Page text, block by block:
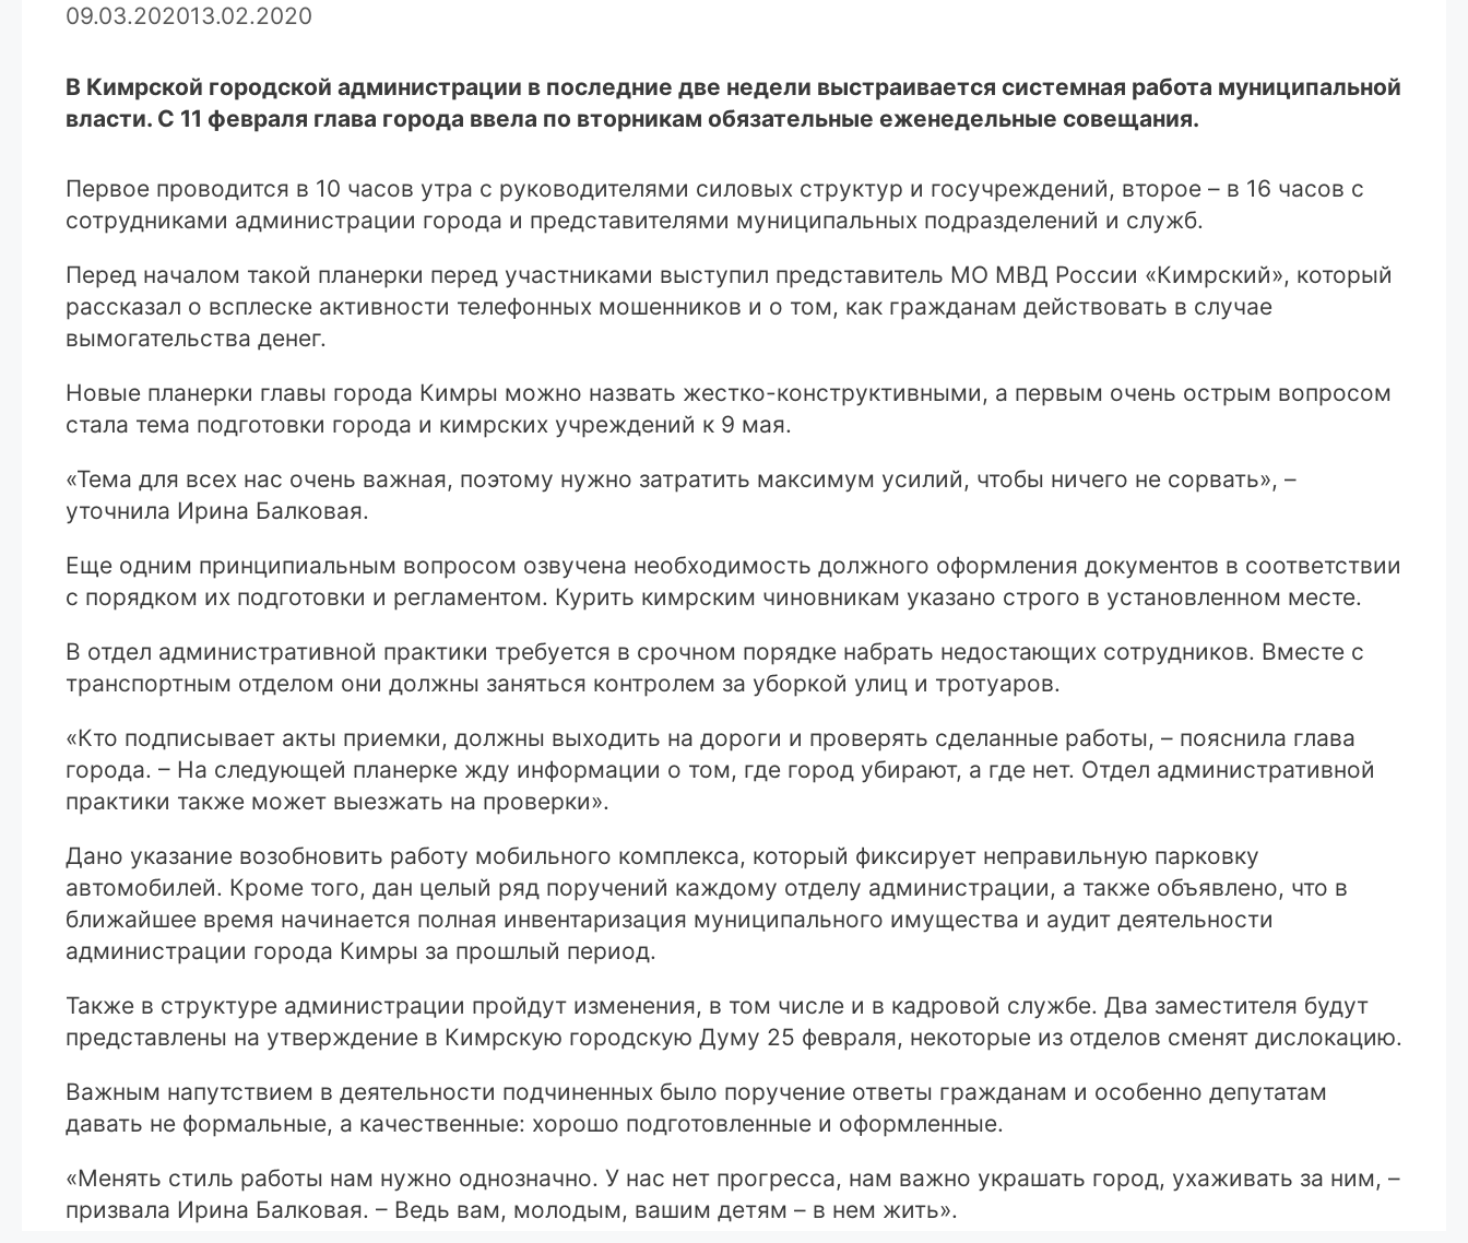
09.03.202013.02.2020
В Кимрской городской администрации в последние две недели выстраивается системная работа муниципальной
власти. С 11 февраля глава города ввела по вторникам обязательные еженедельные совещания.
Первое проводится в 10 часов утра с руководителями силовых структур и госучреждений, второе – в 16 часов с
сотрудниками администрации города и представителями муниципальных подразделений и служб.
Перед началом такой планерки перед участниками выступил представитель МО МВД России «Кимрский», который
рассказал о всплеске активности телефонных мошенников и о том, как гражданам действовать в случае
вымогательства денег.
Новые планерки главы города Кимры можно назвать жестко-конструктивными, а первым очень острым вопросом
стала тема подготовки города и кимрских учреждений к 9 мая.
«Тема для всех нас очень важная, поэтому нужно затратить максимум усилий, чтобы ничего не сорвать», –
уточнила Ирина Балковая.
Еще одним принципиальным вопросом озвучена необходимость должного оформления документов в соответствии
с порядком их подготовки и регламентом. Курить кимрским чиновникам указано строго в установленном месте.
В отдел административной практики требуется в срочном порядке набрать недостающих сотрудников. Вместе с
транспортным отделом они должны заняться контролем за уборкой улиц и тротуаров.
«Кто подписывает акты приемки, должны выходить на дороги и проверять сделанные работы, – пояснила глава
города. – На следующей планерке жду информации о том, где город убирают, а где нет. Отдел административной
практики также может выезжать на проверки».
Дано указание возобновить работу мобильного комплекса, который фиксирует неправильную парковку
автомобилей. Кроме того, дан целый ряд поручений каждому отделу администрации, а также объявлено, что в
ближайшее время начинается полная инвентаризация муниципального имущества и аудит деятельности
администрации города Кимры за прошлый период.
Также в структуре администрации пройдут изменения, в том числе и в кадровой службе. Два заместителя будут
представлены на утверждение в Кимрскую городскую Думу 25 февраля, некоторые из отделов сменят дислокацию.
Важным напутствием в деятельности подчиненных было поручение ответы гражданам и особенно депутатам
давать не формальные, а качественные: хорошо подготовленные и оформленные.
«Менять стиль работы нам нужно однозначно. У нас нет прогресса, нам важно украшать город, ухаживать за ним, –
призвала Ирина Балковая. – Ведь вам, молодым, вашим детям – в нем жить».